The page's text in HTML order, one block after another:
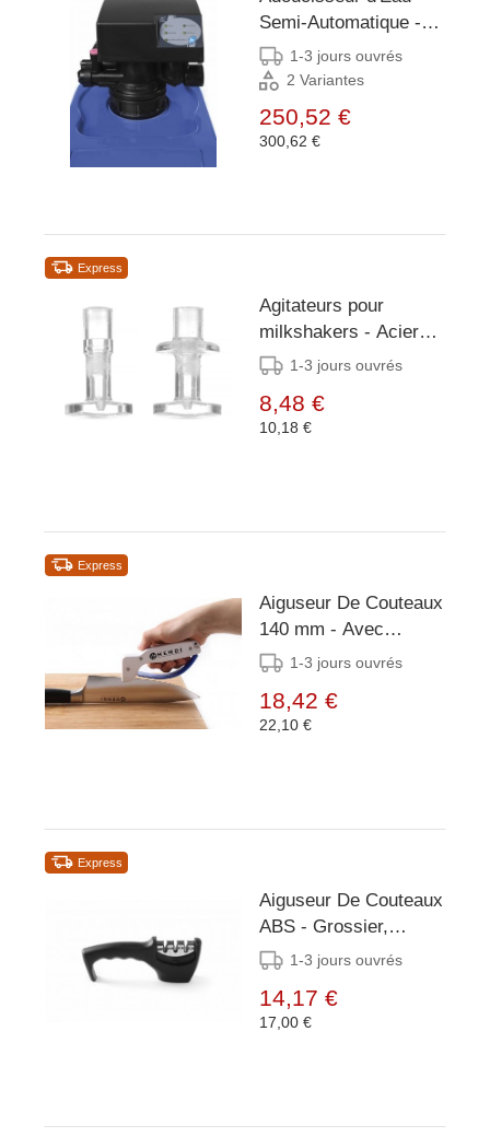
Semi-Automatique -
Démarrage Manuel -
5L/min -
1-3 jours ouvrés
2 Variantes
250,52 €
300,62 €
Express
Agitateurs pour
milkshakers - Acier
inoxydable
1-3 jours ouvrés
8,48 €
10,18 €
Express
Aiguseur De Couteaux
140 mm - Avec
Protège-doigt
1-3 jours ouvrés
18,42 €
22,10 €
Express
Aiguseur De Couteaux
ABS - Grossier,
Precis, Céramique
1-3 jours ouvrés
14,17 €
17,00 €